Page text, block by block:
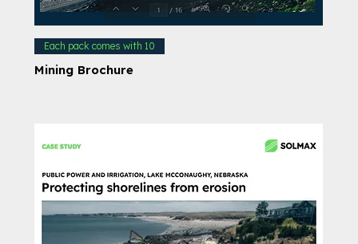
Each pack comes with 10
Mining Brochure